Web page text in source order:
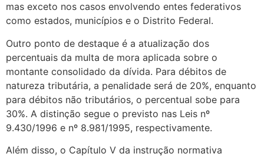
mas exceto nos casos envolvendo entes federativos
como estados, municípios e o Distrito Federal.
Outro ponto de destaque é a atualização dos
percentuais da multa de mora aplicada sobre o
montante consolidado da dívida. Para débitos de
natureza tributária, a penalidade será de 20%, enquanto
para débitos não tributários, o percentual sobe para
30%. A distinção segue o previsto nas Leis nº
9.430/1996 e nº 8.981/1995, respectivamente.
Além disso, o Capítulo V da instrução normativa